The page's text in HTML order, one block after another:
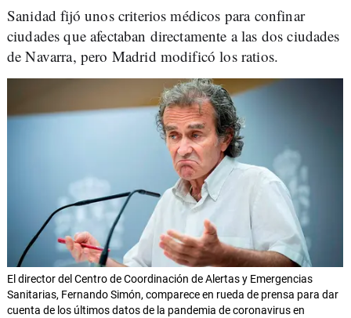
Sanidad fijó unos criterios médicos para confinar
ciudades que afectaban directamente a las dos ciudades
de Navarra, pero Madrid modificó los ratios.
El director del Centro de Coordinación de Alertas y Emergencias
Sanitarias, Fernando Simón, comparece en rueda de prensa para dar
cuenta de los últimos datos de la pandemia de coronavirus en